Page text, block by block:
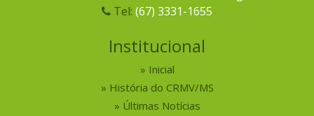
Tel: (67) 3331-1655
Institucional
Inicial
História do CRMV/MS
Últimas Notícias